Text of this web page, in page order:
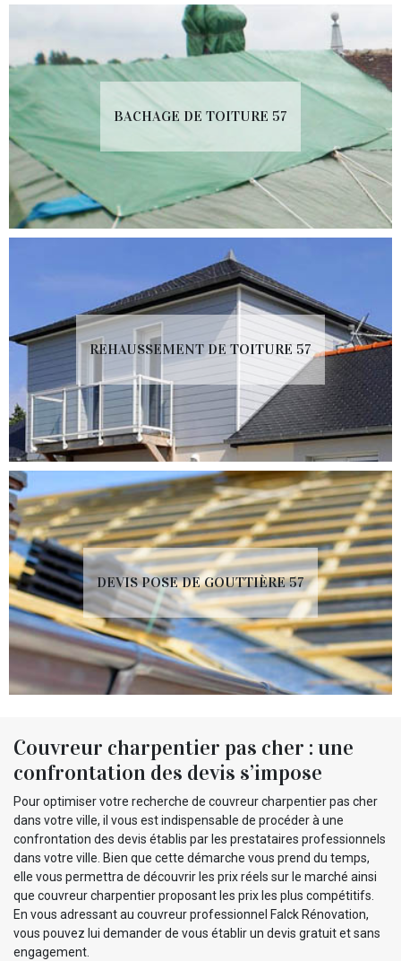
BACHAGE DE TOITURE 57
REHAUSSEMENT DE TOITURE 57
DEVIS POSE DE GOUTTIÈRE 57
Couvreur charpentier pas cher : une
confrontation des devis s’impose
Pour optimiser votre recherche de couvreur charpentier pas cher
dans votre ville, il vous est indispensable de procéder à une
confrontation des devis établis par les prestataires professionnels
dans votre ville. Bien que cette démarche vous prend du temps,
elle vous permettra de découvrir les prix réels sur le marché ainsi
que couvreur charpentier proposant les prix les plus compétitifs.
En vous adressant au couvreur professionnel Falck Rénovation,
vous pouvez lui demander de vous établir un devis gratuit et sans
engagement.